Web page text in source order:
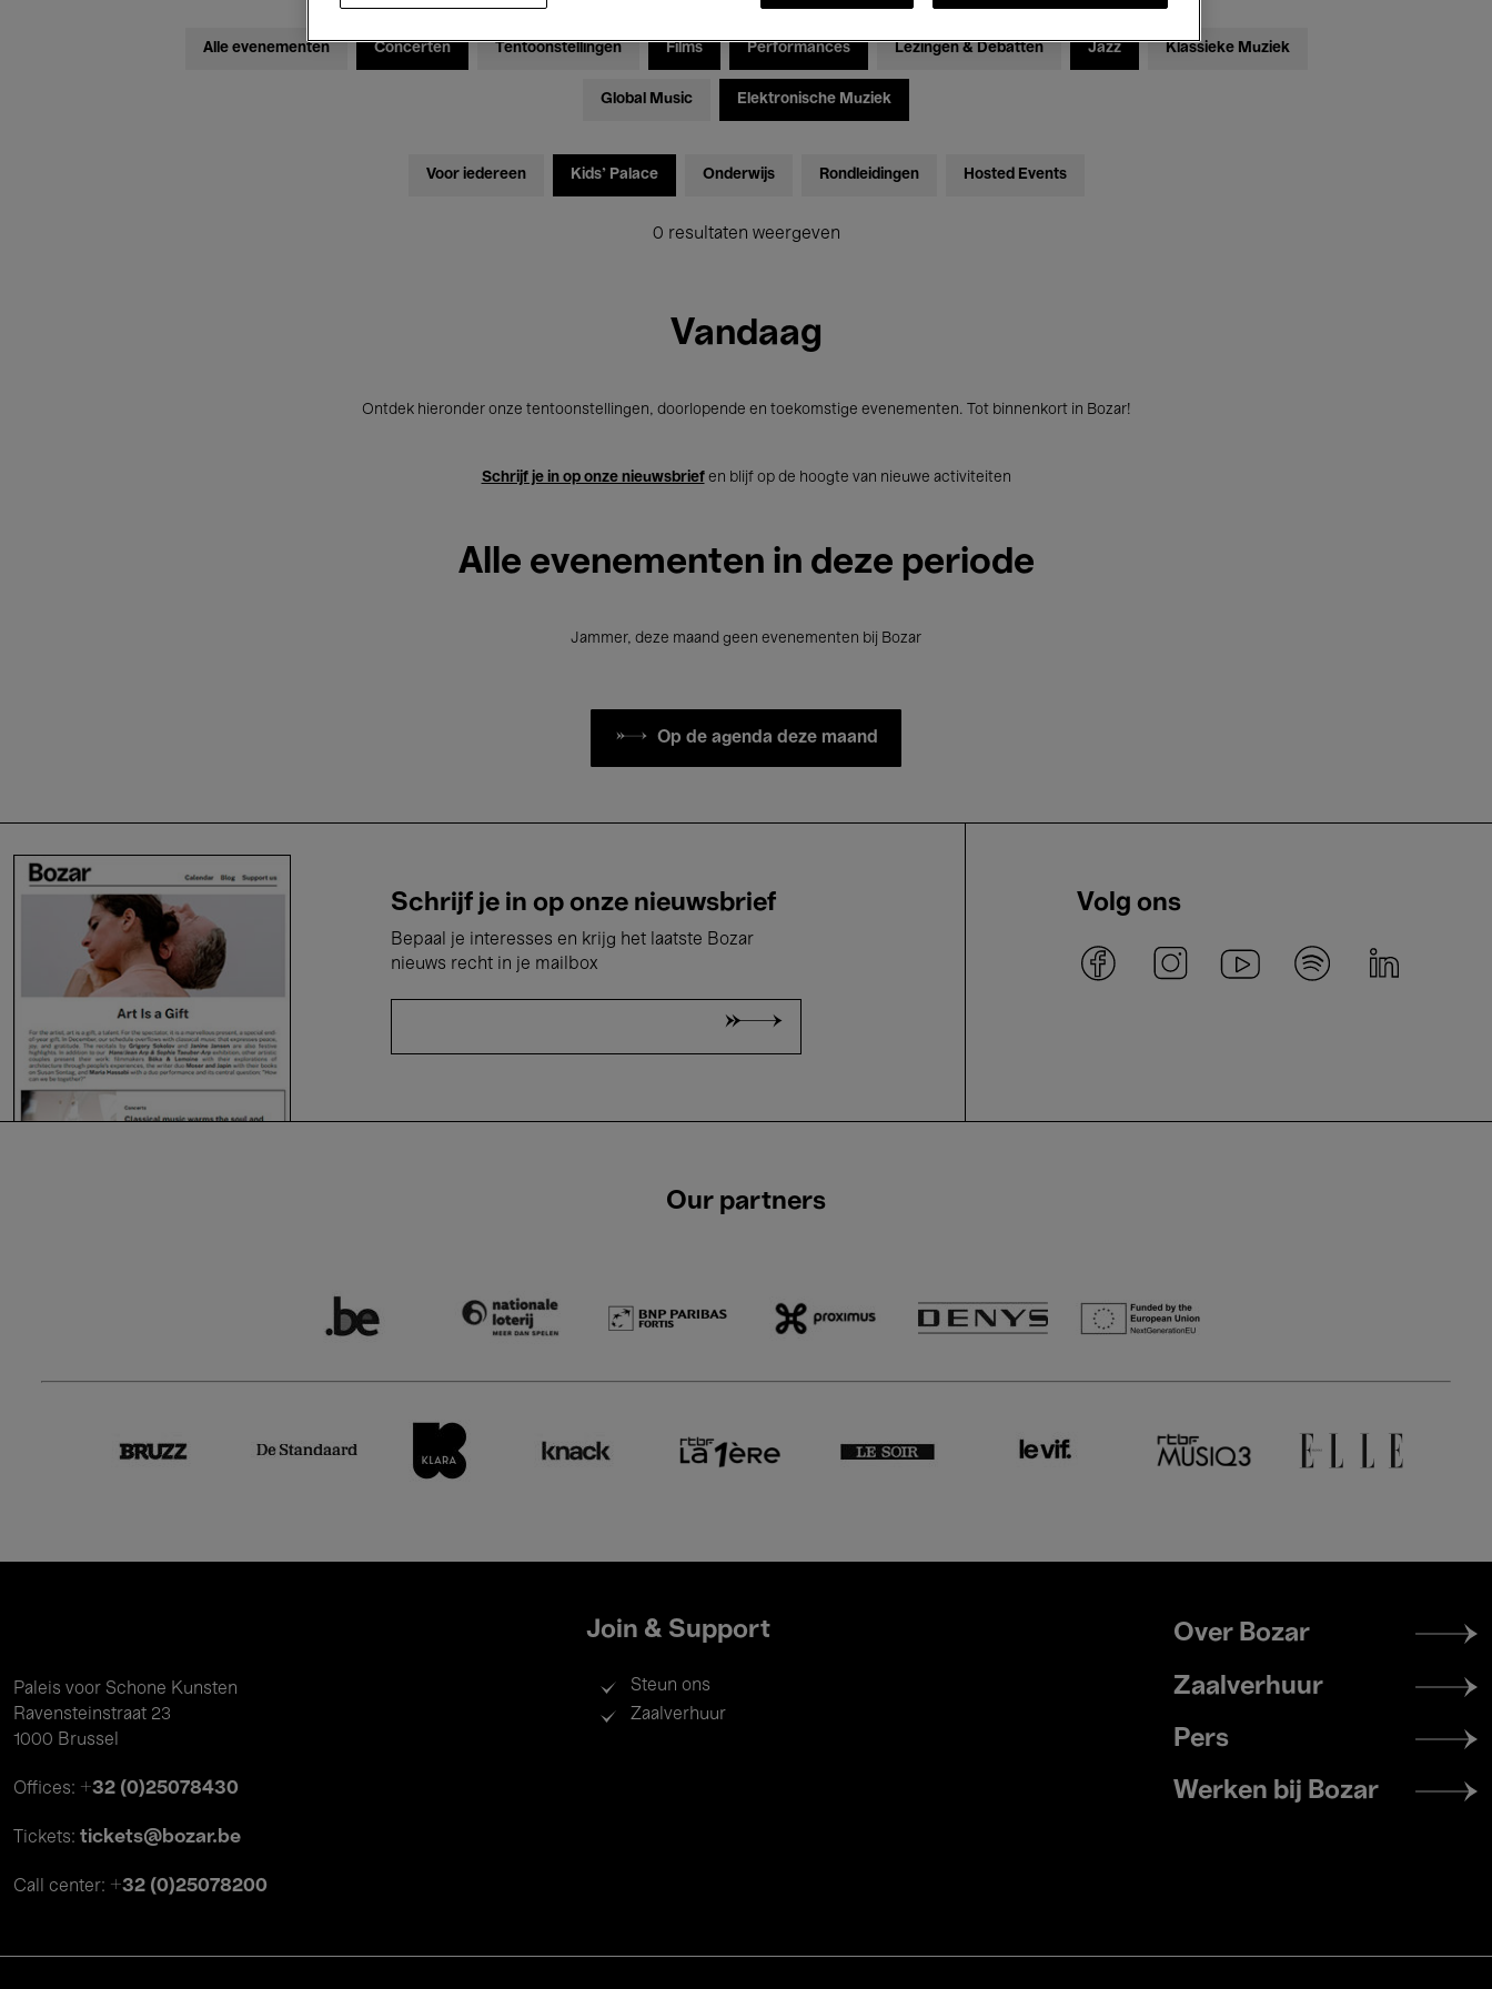
Alle evenementen Concerten Tentoonstellingen Films Performances Lezingen & Debatten Jazz Klassieke Muziek
Global Music Elektronische Muziek
Voor iedereen Kids’ Palace Onderwijs Rondleidingen Hosted Events
0 resultaten weergeven
Vandaag
Ontdek hieronder onze tentoonstellingen, doorlopende en toekomstige evenementen. Tot binnenkort in Bozar!
Schrijf je in op onze nieuwsbriefen blijf op de hoogte van nieuwe activiteiten
Alle evenementen in deze periode
Jammer, deze maand geen evenementen bij Bozar
Op de agenda deze maand
Schrijf je in op onze nieuwsbrief
Bepaal je interesses en krijg het laatste Bozar
nieuws recht in je mailbox
Volg ons
Our partners
Paleis voor Schone Kunsten
Ravensteinstraat 23
1000 Brussel
Offices: +32 (0)25078430
Tickets: tickets@bozar.be
Call center: +32 (0)25078200
Join & Support
Steun ons
Zaalverhuur
Footer
menu
Over Bozar
Zaalverhuur
Pers
Werken bij Bozar